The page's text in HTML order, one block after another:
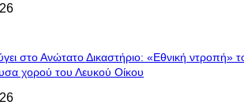
στο Ανώτατο Δικαστήριο: «Εθνική ντροπή»
χορού του Λευκού Οίκου